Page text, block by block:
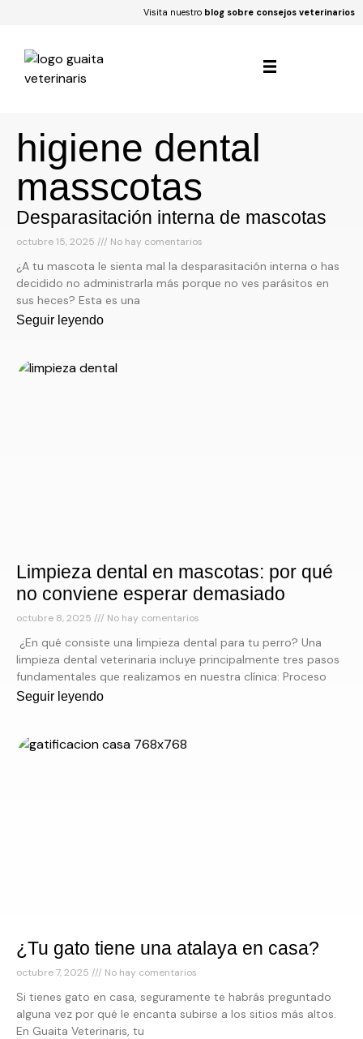
Visita nuestro blog sobre consejos veterinarios
higiene dental
masscotas
Desparasitación interna de mascotas
octubre 15, 2025 No hay comentarios
¿A tu mascota le sienta mal la desparasitación interna o has
decidido no administrarla más porque no ves parásitos en
sus heces? Esta es una
Seguir leyendo
Limpieza dental en mascotas: por qué
no conviene esperar demasiado
octubre 8, 2025 No hay comentarios
¿En qué consiste una limpieza dental para tu perro? Una
limpieza dental veterinaria incluye principalmente tres pasos
fundamentales que realizamos en nuestra clínica: Proceso
Seguir leyendo
¿Tu gato tiene una atalaya en casa?
octubre 7, 2025 No hay comentarios
Si tienes gato en casa, seguramente te habrás preguntado
alguna vez por qué le encanta subirse a los sitios más altos.
En Guaita Veterinaris, tu